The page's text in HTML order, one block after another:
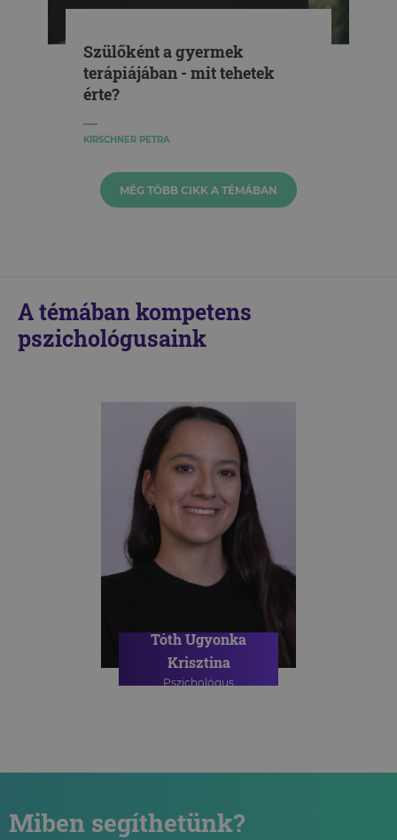
Szülőként a gyermek
terápiájában - mit tehetek
érte?
KIRSCHNER PETRA
MÉG TÖBB CIKK A TÉMÁBAN
A témában kompetens
pszichológusaink
Tóth Ugyonka
Krisztina
Pszichológus
Miben segíthetünk?